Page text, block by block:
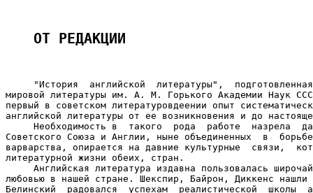
ОТ РЕДАКЦИИ
"История  английской  литературы",
мировой литературы им. А. М. Горького Академии Наук
первый в советском литературовдеении опыт
английской литературы от ее возникновения и до
Необходимость в  такого  рода  работе  назрела
Советского Союза и Англии, ныне объединенных  в
варварства, опирается на давние культурные  связи,
литературной жизни обеих, стран.
Английская литература издавна пользовалась
любовью в нашей стране. Шекспир, Байрон, Диккенс
Белинский  радовался  успехам  реалистической  школы